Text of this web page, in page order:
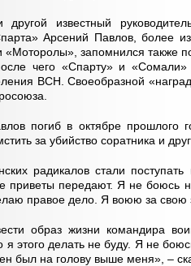
известный
Арсений Павлов, более
«Моторолы», запомнился также
чего «Спарту» и
ВСН. Своеобразной
погиб в октябре прошлого
за убийство соратника и
радикалов стали
приветы передают. Я не боюсь
правое дело. Я воюю за свою
образ жизни командира
я этого делать не буду. Я не
был на голову выше меня», –